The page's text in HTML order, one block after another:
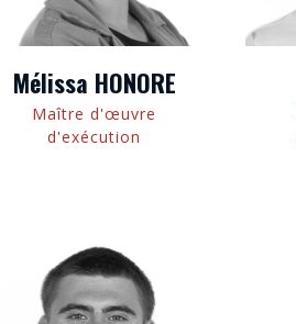
Mélissa HONORE
Maître d'œuvre
d'exécution